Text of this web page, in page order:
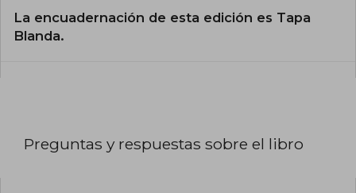
La encuadernación de esta edición es Tapa
Blanda.
Preguntas y respuestas sobre el libro